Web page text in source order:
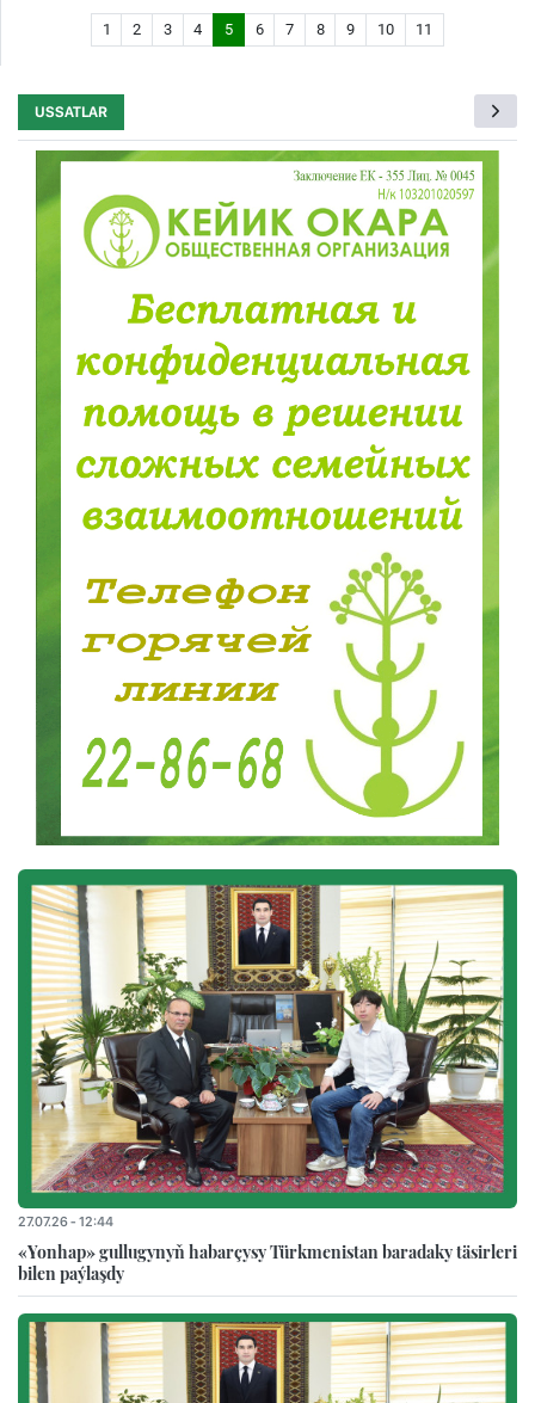
1 2 3 4 5 6 7 8 9 10 11
USSATLAR
27.07.26 - 12:44
«Yonhap» gullugynyň habarçysy Türkmenistan baradaky täsirleri
bilen paýlaşdy